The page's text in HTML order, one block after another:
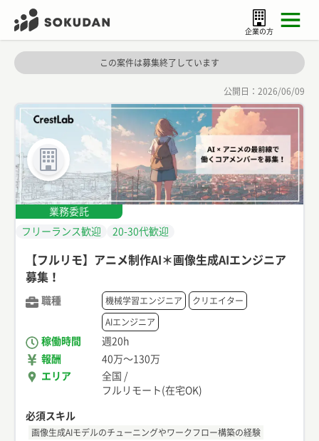
企業の方
この案件は募集終了しています
公開日： 2026/06/09
業務委託
フリーランス歓迎
20-30代歓迎
【フルリモ】アニメ制作AI＊画像生成AIエンジニア
募集！
職種 機械学習エンジニア クリエイター
AIエンジニア
稼働時間
週20h
報酬
40万〜130万
エリア
全国 /
フルリモート(在宅OK)
必須スキル
画像生成AIモデルのチューニングやワークフロー構築の経験